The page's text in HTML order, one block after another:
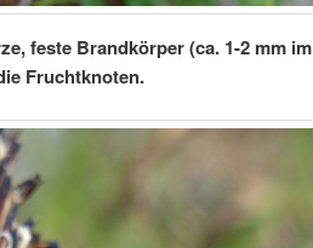
feste Brandkörper (ca. 1-2 mm im
Fruchtknoten.